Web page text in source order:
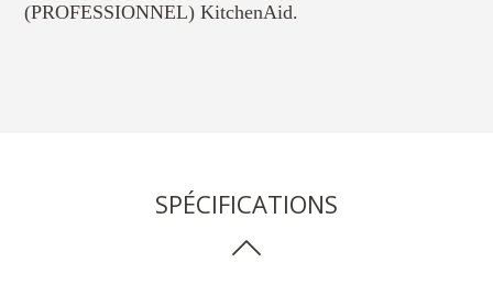
(PROFESSIONNEL) KitchenAid.
SPÉCIFICATIONS